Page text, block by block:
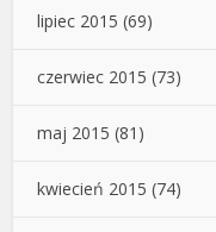
lipiec 2015 (69)
czerwiec 2015 (73)
maj 2015 (81)
kwiecień 2015 (74)